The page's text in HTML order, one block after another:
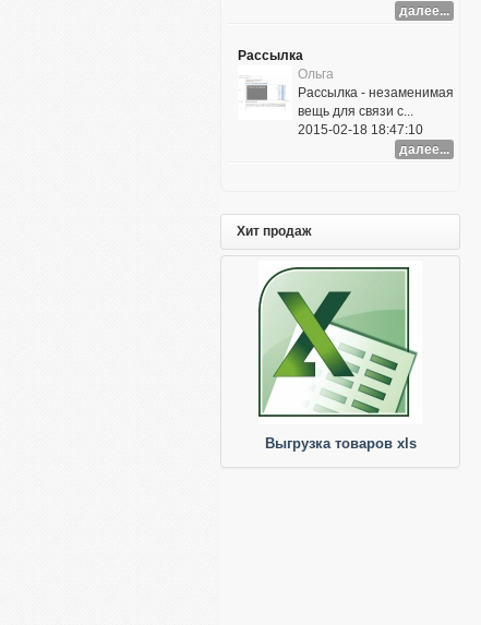
далее...
Рассылка
Ольга
Рассылка - незаменимая
вещь для связи с...
2015-02-18 18:47:10
далее...
Хит продаж
Выгрузка товаров xls